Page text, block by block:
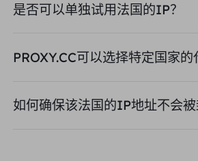
是否可以单独试用法国的IP？
PROXY.CC可以选择特定国家的
如何确保该法国的IP地址不会被